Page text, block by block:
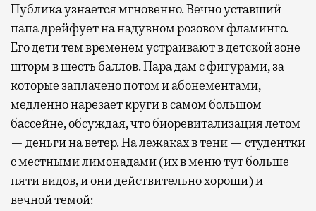
Публика узнается мгновенно. Вечно уставший
папа дрейфует на надувном розовом фламинго.
Его дети тем временем устраивают в детской зоне
шторм в шесть баллов. Пара дам с фигурами, за
которые заплачено потом и абонементами,
медленно нарезает круги в самом большом
бассейне, обсуждая, что биоревитализация летом
— деньги на ветер. На лежаках в тени — студентки
с местными лимонадами (их в меню тут больше
пяти видов, и они действительно хороши) и
вечной темой: